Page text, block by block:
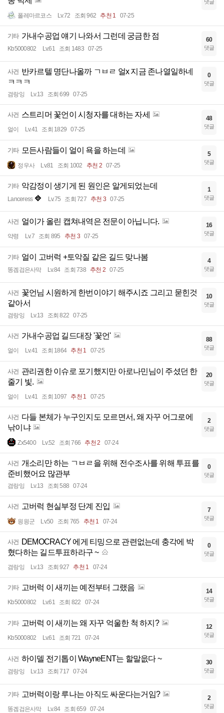
폴레마르코스 Lv.72 조회 962 추천 1 07-25
댓글
기타 가내수공업 얘기 나와서 그런데 궁금한 점
Kb5000802 Lv.61 조회 1483 07-25
60
댓글
사건 반카르텔 명단나올까 ㄱㅂㄹ 얼x 지금 존나열일하네
ㅋㅋㅋ
겸랑잉 Lv.13 조회 699 07-25
0
댓글
사건 스트리머 꽃언이 시청자를 대하는 자세
얼이 Lv.41 조회 1829 07-25
48
댓글
기타 모든사람들이 얼이 욕을 하는데
정우사 Lv.81 조회 1002 추천 2 07-25
5
댓글
기타 악감정이 생기게 된 원인은 알게되었는데
Lanceress Lv.75 조회 727 추천 3 07-25
1
댓글
사건 얼이가 올린 캡쳐내역은 전문이 아닙니다.
약령 Lv.7 조회 895 추천 3 07-25
16
댓글
기타 얼이 고버럭 +토악질 같은 길드 맞나봄
똥겜검은사막 Lv.84 조회 738 추천 2 07-25
4
댓글
사건 꽃언님 시원하게 한번이야기 해주시죠 그리고 묻힌것
같아서
겸랑잉 Lv.13 조회 822 07-25
10
댓글
사건 가내수공업 길드대장 '꽃언'
얼이 Lv.41 조회 1864 추천 1 07-25
88
댓글
사건 관리권한 이슈로 포기했지만 아로나민님이 주셨던 한
줄기 빛.
얼이 Lv.41 조회 1097 추천 1 07-25
20
댓글
사건 다들 본체가 누구인지도 모르면서, 왜 자꾸 어그로에
낚이냐
Zx5400 Lv.52 조회 766 추천 2 07-24
2
댓글
사건 개소리만 하는 ㄱㅂㄹ을 위해 전수조사를 위해 투표를
준비했어요 많관부
겸랑잉 Lv.13 조회 588 07-24
0
댓글
사건 고버럭 현실부정 단계 진입
읭읭군 Lv.50 조회 765 추천 1 07-24
7
댓글
사건 DEMOCRACY 에게 티밍으로 관련없는데 충각에 박
혔다하는 길드투표하라구 ~
겸랑잉 Lv.13 조회 927 추천 1 07-24
0
댓글
기타 고버럭 이 새끼는 예전부터 그랬음
Kb5000802 Lv.61 조회 822 07-24
14
댓글
기타 고버럭 이 새끼는 왜 자꾸 억울한 척 하지?
Kb5000802 Lv.61 조회 721 07-24
12
댓글
사건 하이델 전기톱이 WayneENT는 할말읎다 ~
겸랑잉 Lv.13 조회 717 07-24
30
댓글
기타 고버럭이랑 루나는 아직도 싸운다는거임?
똥겜검은사막 Lv.84 조회 659 07-24
2
댓글